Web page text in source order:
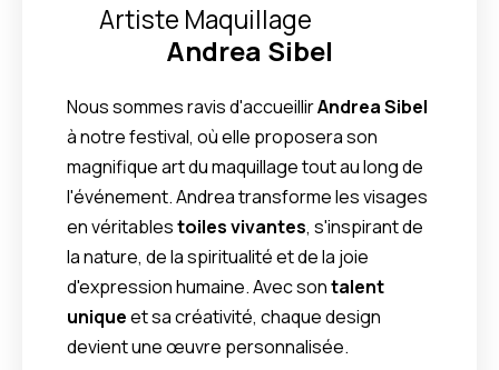
Artiste Maquillage
Andrea Sibel
Nous sommes ravis d'accueillirAndrea Sibel
à notre festival, où elle proposera son
magnifique art du maquillage tout au long de
l'événement. Andrea transforme les visages
en véritablestoiles vivantes, s'inspirant de
la nature, de la spiritualité et de la joie
d'expression humaine. Avec sontalent
uniqueet sa créativité, chaque design
devient une œuvre personnalisée.